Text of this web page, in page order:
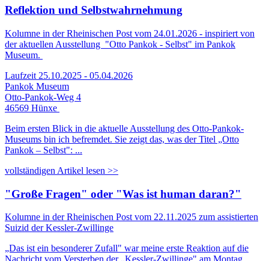
Reflektion und Selbstwahrnehmung
Kolumne in der Rheinischen Post vom 24.01.2026 - inspiriert von
der aktuellen Ausstellung "Otto Pankok - Selbst" im Pankok
Museum.
Laufzeit 25.10.2025 - 05.04.2026
Pankok Museum
Otto-Pankok-Weg 4
46569 Hünxe
Beim ersten Blick in die aktuelle Ausstellung des Otto-Pankok-
Museums bin ich befremdet. Sie zeigt das, was der Titel „Otto
Pankok – Selbst": ...
vollständigen Artikel lesen >>
"Große Fragen" oder "Was ist human daran?"
Kolumne in der Rheinischen Post vom 22.11.2025 zum assistierten
Suizid der Kessler-Zwillinge
„Das ist ein besonderer Zufall" war meine erste Reaktion auf die